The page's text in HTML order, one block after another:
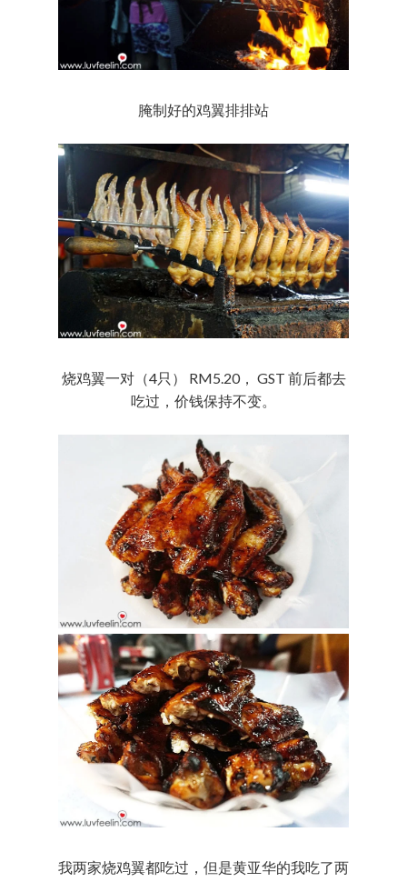
腌制好的鸡翼排排站
烧鸡翼一对（4只） RM5.20， GST 前后都去
吃过，价钱保持不变。
我两家烧鸡翼都吃过，但是黄亚华的我吃了两